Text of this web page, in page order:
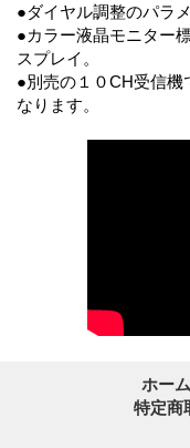
●ダイヤル調整のパラ
●カラー液晶モニター
スプレイ。
●別売の１０CH受信機
なります。
ホーム
特定商